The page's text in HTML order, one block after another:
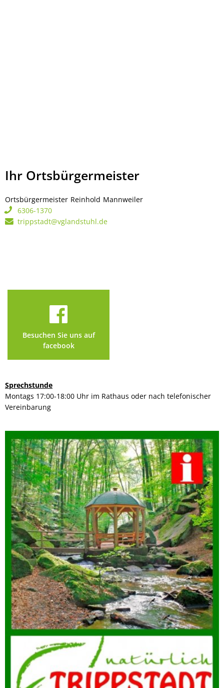
Ihr Ortsbürgermeister
Ortsbürgermeister Reinhold Mannweiler
6306-1370
trippstadt@vglandstuhl.de
Besuchen Sie uns auf
facebook
Sprechstunde
Montags 17:00-18:00 Uhr im Rathaus oder nach telefonischer
Vereinbarung